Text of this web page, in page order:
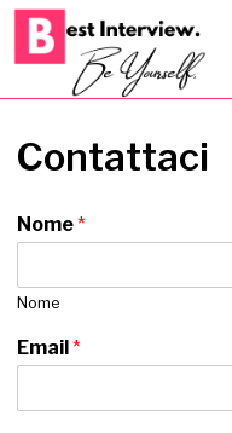
Salta
contenuto
Contattaci
Nome*
Nome
Email*